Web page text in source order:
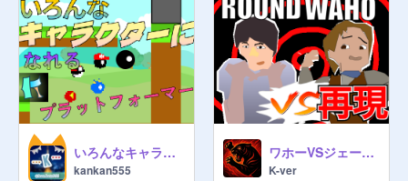
いろんなキャラクターになれるプラットフォーマー！
kankan555
ワホーVSジェームズ 再現!! /Wahooo VS James
K-ver